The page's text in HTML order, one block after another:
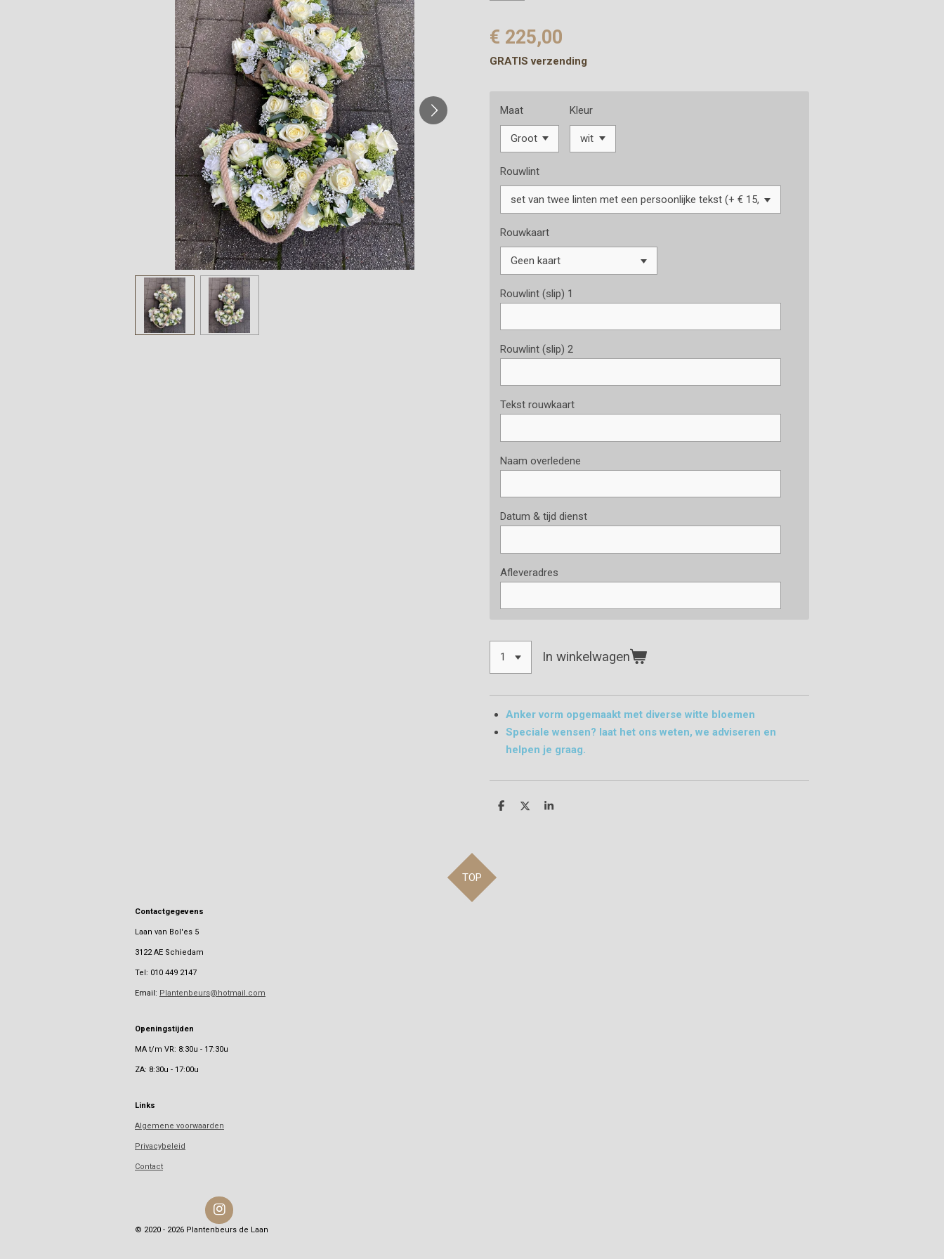
€ 225,00
GRATIS verzending
Maat Kleur
Rouwlint
Rouwkaart
Rouwlint (slip) 1
Rouwlint (slip) 2
Tekst rouwkaart
Naam overledene
Datum & tijd dienst
Afleveradres
In winkelwagen
Anker vorm opgemaakt met diverse witte bloemen
Speciale wensen? laat het ons weten, we adviseren en
helpen je graag.
D
D
S
TOP
Contactgegevens
Laan van Bol'es 5
3122 AE Schiedam
Tel: 010 449 2147
Email: Plantenbeurs@hotmail.com
Openingstijden
MA t/m VR: 8:30u - 17:30u
ZA: 8:30u - 17:00u
Links
Algemene voorwaarden
Privacybeleid
Contact
I
n
© 2020 - 2026 Plantenbeurs de Laan